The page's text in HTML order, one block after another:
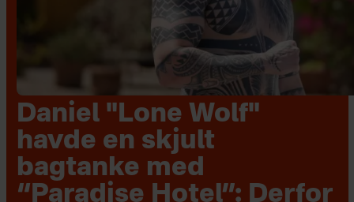
Daniel "Lone Wolf"
havde en skjult
bagtanke med
“Paradise Hotel”: Derfor